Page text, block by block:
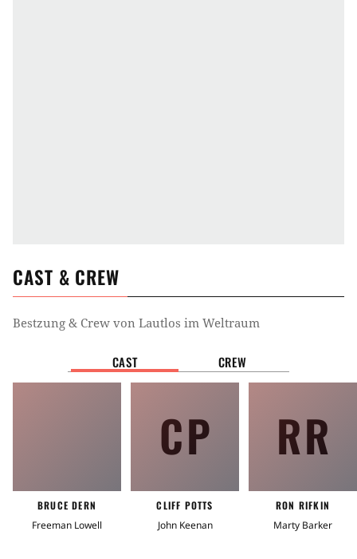
CAST & CREW
Bestzung & Crew von Lautlos im Weltraum
CAST CREW
BRUCE DERN
Freeman Lowell
CP
CLIFF POTTS
John Keenan
RR
RON RIFKIN
Marty Barker